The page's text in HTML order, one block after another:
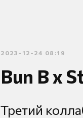
2023-12-24 08:19
Bun B x
Третий